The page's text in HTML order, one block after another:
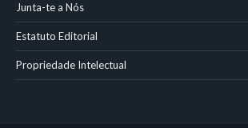
Junta-te a Nós
Estatuto Editorial
Propriedade Intelectual